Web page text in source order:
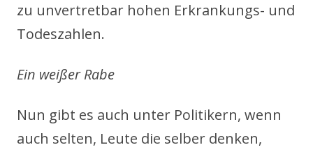
zu unvertretbar hohen Erkrankungs- und
Todeszahlen.
Ein weißer Rabe
Nun gibt es auch unter Politikern, wenn
auch selten, Leute die selber denken,